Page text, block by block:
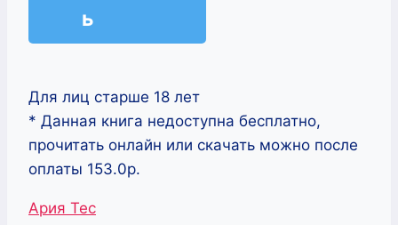
ь
Для лиц старше 18 лет
* Данная книга недоступна бесплатно,
прочитать онлайн или скачать можно после
оплаты 153.0р.
Метки
Ария Тес